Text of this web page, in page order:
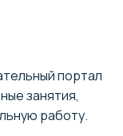
портал
занятия,
работу.